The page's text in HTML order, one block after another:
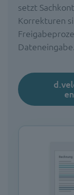
setzt
Korrekturen
Dateneingabe.